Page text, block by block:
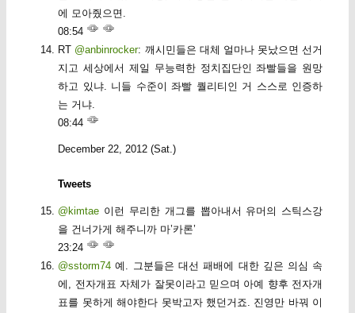
에 모아줬으면.
08:54
RT @anbinrocker: 깨시민들은 대체 얼마나 못났으면 선거
지고 세상에서 제일 무능력한 정치집단인 좌빨들을 원망
하고 있냐. 니들 수준이 좌빨 퀄리티인 거 스스로 인증하
는 거냐.
08:44
December 22, 2012 (Sat.)
Tweets
@kimtae 이런 무리한 개그를 뽑아내서 유머의 스틱스강
을 건너가게 해주니까 마’카론’
23:24
@sstorm74 예. 그분들은 대선 패배에 대한 깊은 의심 속
에, 전자개표 자체가 잘못이라고 믿으며 아예 향후 전자개
표를 못하게 해야한다 못박고자 했던거죠. 진영만 바꿔 이